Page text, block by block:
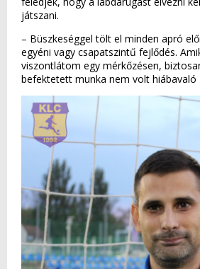
játszani.
– Büszkeséggel tölt el minden apró
egyéni vagy csapatszintű fejlődés.
viszontlátom egy mérkőzésen,
befektetett munka nem volt hiábavaló